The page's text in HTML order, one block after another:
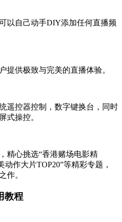
以自己动手DIY添加任何直播频
提供极致与完美的直播体验。
遥控器控制，数字键换台，同时
式操控。
精心挑选“香港赌场电影精
动作大片TOP20”等精彩专题，
作。
教程